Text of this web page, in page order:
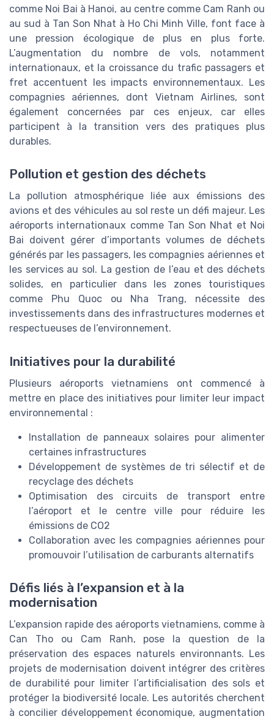
comme Noi Bai à Hanoi, au centre comme Cam Ranh ou
au sud à Tan Son Nhat à Ho Chi Minh Ville, font face à
une pression écologique de plus en plus forte.
L’augmentation du nombre de vols, notamment
internationaux, et la croissance du trafic passagers et
fret accentuent les impacts environnementaux. Les
compagnies aériennes, dont Vietnam Airlines, sont
également concernées par ces enjeux, car elles
participent à la transition vers des pratiques plus
durables.
Pollution et gestion des déchets
La pollution atmosphérique liée aux émissions des
avions et des véhicules au sol reste un défi majeur. Les
aéroports internationaux comme Tan Son Nhat et Noi
Bai doivent gérer d’importants volumes de déchets
générés par les passagers, les compagnies aériennes et
les services au sol. La gestion de l’eau et des déchets
solides, en particulier dans les zones touristiques
comme Phu Quoc ou Nha Trang, nécessite des
investissements dans des infrastructures modernes et
respectueuses de l’environnement.
Initiatives pour la durabilité
Plusieurs aéroports vietnamiens ont commencé à
mettre en place des initiatives pour limiter leur impact
environnemental :
Installation de panneaux solaires pour alimenter
certaines infrastructures
Développement de systèmes de tri sélectif et de
recyclage des déchets
Optimisation des circuits de transport entre
l’aéroport et le centre ville pour réduire les
émissions de CO2
Collaboration avec les compagnies aériennes pour
promouvoir l’utilisation de carburants alternatifs
Défis liés à l’expansion et à la
modernisation
L’expansion rapide des aéroports vietnamiens, comme à
Can Tho ou Cam Ranh, pose la question de la
préservation des espaces naturels environnants. Les
projets de modernisation doivent intégrer des critères
de durabilité pour limiter l’artificialisation des sols et
protéger la biodiversité locale. Les autorités cherchent
à concilier développement économique, augmentation